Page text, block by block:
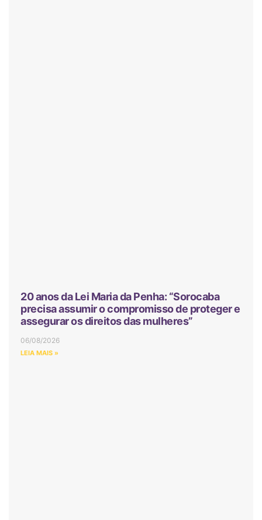
20 anos da Lei Maria da Penha: “Sorocaba
precisa assumir o compromisso de proteger e
assegurar os direitos das mulheres”
06/08/2026
LEIA MAIS »